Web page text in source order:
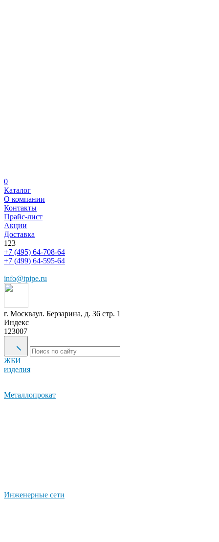
0
Каталог
О компании
Контакты
Прайс-лист
Акции
Доставка
123
+7 (495) 64-708-64
+7 (499) 64-595-64
info@tpipe.ru
г. Москваул. Берзарина, д. 36 стр. 1
Индекс
123007
ЖБИ
изделия
Металлопрокат
Инженерные сети